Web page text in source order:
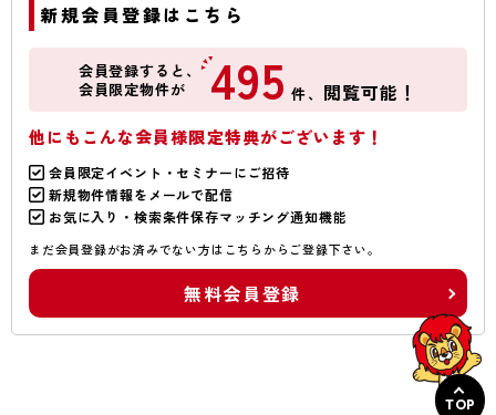
新規会員登録はこちら
会員登録すると、
会員限定物件が
495 件、 閲覧可能！
他にもこんな会員様限定特典がございます！
会員限定イベント・セミナーにご招待
新規物件情報をメールで配信
お気に入り・検索条件保存マッチング通知機能
まだ会員登録がお済みでない方はこちらからご登録下さい。
無料会員登録
TOP